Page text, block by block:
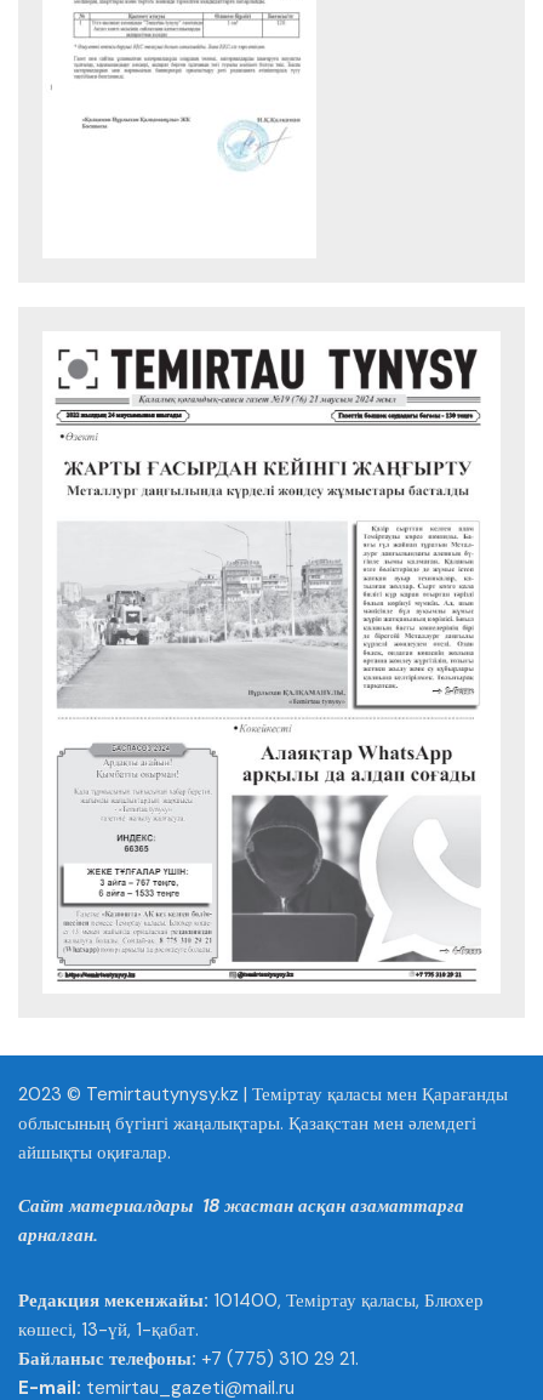
2023 © Temirtautynysy.kz | Теміртау қаласы мен Қарағанды
облысының бүгінгі жаңалықтары. Қазақстан мен әлемдегі
айшықты оқиғалар.
Сайт материалдары 18 жастан асқан азаматтарға
арналған.
Редакция мекенжайы: 101400, Теміртау қаласы, Блюхер
көшесі, 13-үй, 1-қабат.
Байланыс телефоны: +7 (775) 310 29 21.
E-mail: temirtau_gazeti@mail.ru